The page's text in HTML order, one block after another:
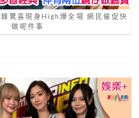
驚喜現身High爆全場 網民催促快
做呢件事